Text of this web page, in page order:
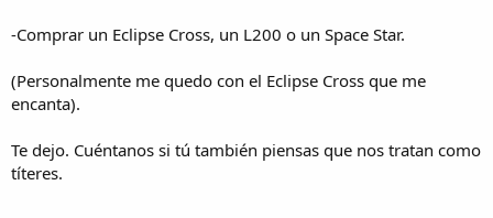
-Comprar un Eclipse Cross, un L200 o un Space Star.
(Personalmente me quedo con el Eclipse Cross que me
encanta).
Te dejo. Cuéntanos si tú también piensas que nos tratan como
títeres.